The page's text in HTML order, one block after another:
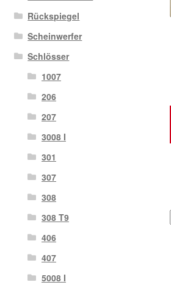
Rückspiegel
Scheinwerfer
Schlösser
1007
206
207
3008 I
301
307
308
308 T9
406
407
5008 I